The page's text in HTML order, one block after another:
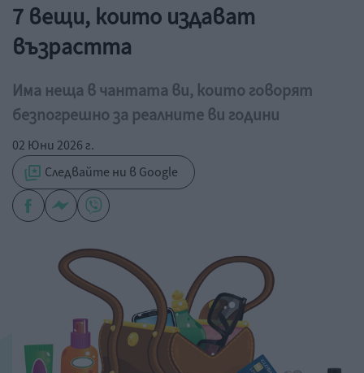
7 вещи, които издават
възрастта
Има неща в чантата ви, които говорят
безпогрешно за реалните ви години
02 Юни 2026 г.
Следвайте ни в Google